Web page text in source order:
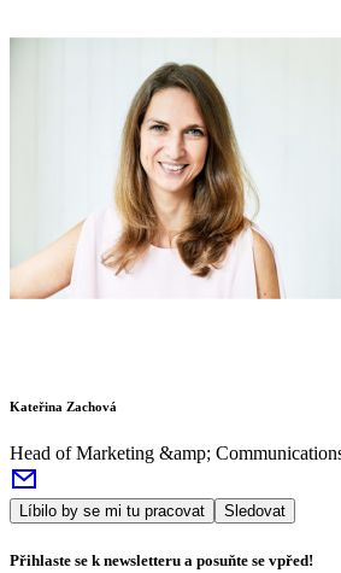
Kateřina Zachová
Head of Marketing &amp;
Líbilo by se mi tu pracovat Sledovat
Přihlaste se k newsletteru a posuňte se vpřed!